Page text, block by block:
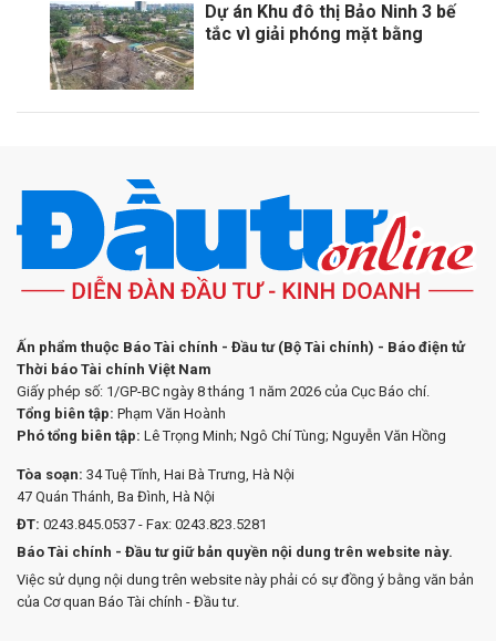
Dự án Khu đô thị Bảo Ninh 3 bế
tắc vì giải phóng mặt bằng
Ấn phẩm thuộc Báo Tài chính - Đầu tư (Bộ Tài chính) - Báo điện tử
Thời báo Tài chính Việt Nam
Giấy phép số: 1/GP-BC ngày 8 tháng 1 năm 2026 của Cục Báo chí.
Tổng biên tập: Phạm Văn Hoành
Phó tổng biên tập: Lê Trọng Minh; Ngô Chí Tùng; Nguyễn Văn Hồng
Tòa soạn: 34 Tuệ Tĩnh, Hai Bà Trưng, Hà Nội
47 Quán Thánh, Ba Đình, Hà Nội
ĐT: 0243.845.0537 - Fax: 0243.823.5281
Báo Tài chính - Đầu tư giữ bản quyền nội dung trên website này.
Việc sử dụng nội dung trên website này phải có sự đồng ý bằng văn bản
của Cơ quan Báo Tài chính - Đầu tư.